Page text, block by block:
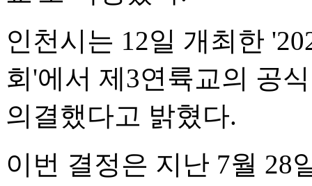
인천시는 12일 개최한
회'에서 제3연륙교의 공
의결했다고 밝혔다.
이번 결정은 지난 7월 28